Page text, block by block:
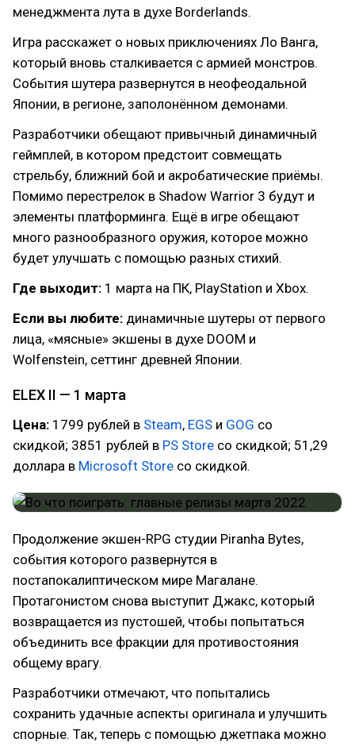
менеджмента лута в духе Borderlands.
Игра расскажет о новых приключениях Ло Ванга,
который вновь сталкивается с армией монстров.
События шутера развернутся в неофеодальной
Японии, в регионе, заполонённом демонами.
Разработчики обещают привычный динамичный
геймплей, в котором предстоит совмещать
стрельбу, ближний бой и акробатические приёмы.
Помимо перестрелок в Shadow Warrior 3 будут и
элементы платформинга. Ещё в игре обещают
много разнообразного оружия, которое можно
будет улучшать с помощью разных стихий.
Где выходит: 1 марта на ПК, PlayStation и Xbox.
Если вы любите: динамичные шутеры от первого
лица, «мясные» экшены в духе DOOM и
Wolfenstein, сеттинг древней Японии.
ELEX II — 1 марта
Цена: 1799 рублей в Steam, EGS и GOG со
скидкой; 3851 рублей в PS Store со скидкой; 51,29
доллара в Microsoft Store со скидкой.
Продолжение экшен-RPG студии Piranha Bytes,
события которого развернутся в
постапокалиптическом мире Магалане.
Протагонистом снова выступит Джакс, который
возвращается из пустошей, чтобы попытаться
объединить все фракции для противостояния
общему врагу.
Разработчики отмечают, что попытались
сохранить удачные аспекты оригинала и улучшить
спорные. Так, теперь с помощью джетпака можно